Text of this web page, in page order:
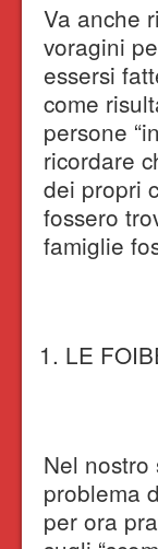
Va anche
voragini
essersi
come
persone
ricordare
dei propri
fossero
famiglie
LE
Nel
problema
per ora